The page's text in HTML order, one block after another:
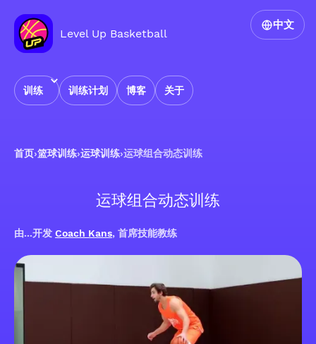
Level Up Basketball
训练 训练计划 博客 关于
中文
首页›篮球训练›运球训练›运球组合动态训练
运球组合动态训练
由...开发 Coach Kans, 首席技能教练